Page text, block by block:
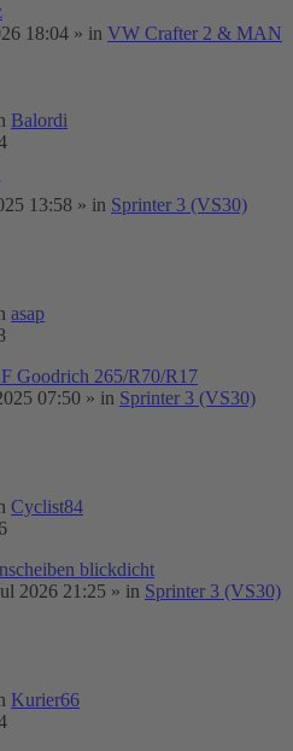
18:04 » in VW Crafter 2 & MAN
Balordi
13:58 » in Sprinter 3 (VS30)
asap
Goodrich 265/R70/R17
07:50 » in Sprinter 3 (VS30)
Cyclist84
blickdicht
2026 21:25 » in Sprinter 3 (VS30)
Kurier66